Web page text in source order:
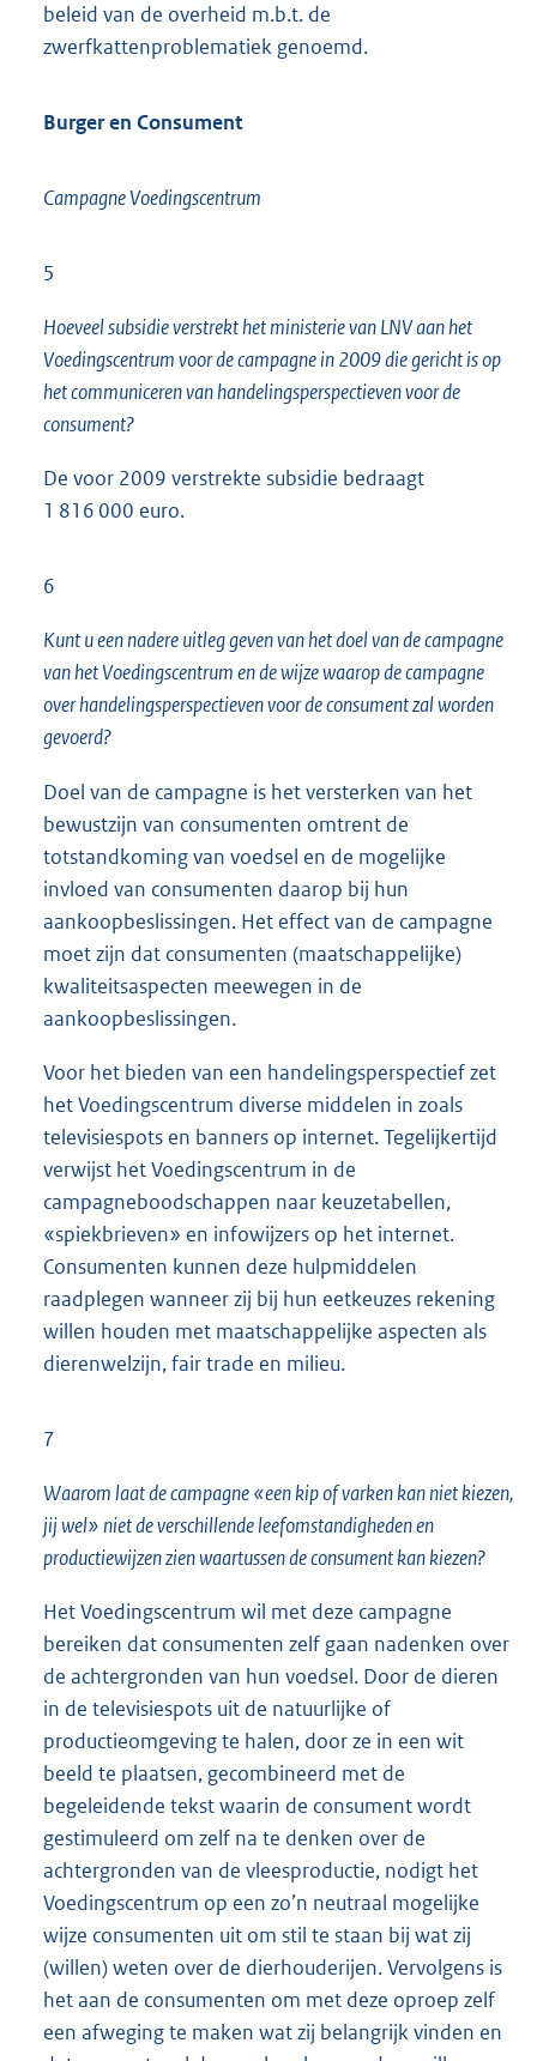
beleid van de overheid m.b.t. de
zwerfkattenproblematiek genoemd.
Burger en Consument
Campagne Voedingscentrum
5
Hoeveel subsidie verstrekt het ministerie van LNV aan het
Voedingscentrum voor de campagne in 2009 die gericht is op
het communiceren van handelingsperspectieven voor de
consument?
De voor 2009 verstrekte subsidie bedraagt
1 816 000 euro.
6
Kunt u een nadere uitleg geven van het doel van de campagne
van het Voedingscentrum en de wijze waarop de campagne
over handelingsperspectieven voor de consument zal worden
gevoerd?
Doel van de campagne is het versterken van het
bewustzijn van consumenten omtrent de
totstandkoming van voedsel en de mogelijke
invloed van consumenten daarop bij hun
aankoopbeslissingen. Het effect van de campagne
moet zijn dat consumenten (maatschappelijke)
kwaliteitsaspecten meewegen in de
aankoopbeslissingen.
Voor het bieden van een handelingsperspectief zet
het Voedingscentrum diverse middelen in zoals
televisiespots en banners op internet. Tegelijkertijd
verwijst het Voedingscentrum in de
campagneboodschappen naar keuzetabellen,
«spiekbrieven» en infowijzers op het internet.
Consumenten kunnen deze hulpmiddelen
raadplegen wanneer zij bij hun eetkeuzes rekening
willen houden met maatschappelijke aspecten als
dierenwelzijn, fair trade en milieu.
7
Waarom laat de campagne «een kip of varken kan niet kiezen,
jij wel» niet de verschillende leefomstandigheden en
productiewijzen zien waartussen de consument kan kiezen?
Het Voedingscentrum wil met deze campagne
bereiken dat consumenten zelf gaan nadenken over
de achtergronden van hun voedsel. Door de dieren
in de televisiespots uit de natuurlijke of
productieomgeving te halen, door ze in een wit
beeld te plaatsen, gecombineerd met de
begeleidende tekst waarin de consument wordt
gestimuleerd om zelf na te denken over de
achtergronden van de vleesproductie, nodigt het
Voedingscentrum op een zo’n neutraal mogelijke
wijze consumenten uit om stil te staan bij wat zij
(willen) weten over de dierhouderijen. Vervolgens is
het aan de consumenten om met deze oproep zelf
een afweging te maken wat zij belangrijk vinden en